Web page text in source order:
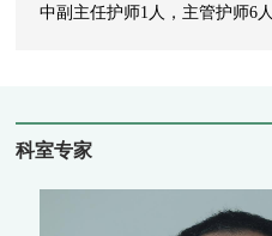
中副主任护师1人，主管护师6
科室专家